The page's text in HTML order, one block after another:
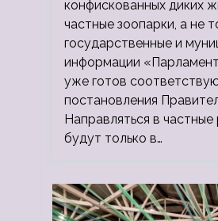
конфискованных диких
частные зоопарки, а не
государственные и
информации
уже готов
постановления
Направляться в частные
будут только в…